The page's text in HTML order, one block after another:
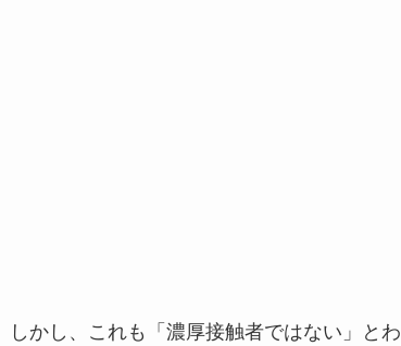
かし、これも「濃厚接触者ではない」とわ